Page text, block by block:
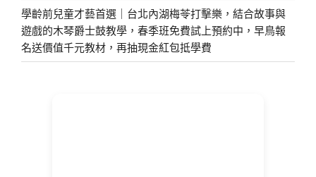
學齡前兒童才藝首選｜台北內湖梅苓打擊樂，結合故事與
遊戲的木琴爵士鼓教學，春季班免費試上預約中，早鳥報
名送價值千元教材，再抽現金紅包抵學費